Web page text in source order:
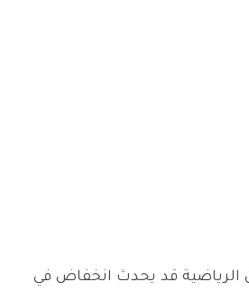
الرياضية قد يحدث انخفاض في